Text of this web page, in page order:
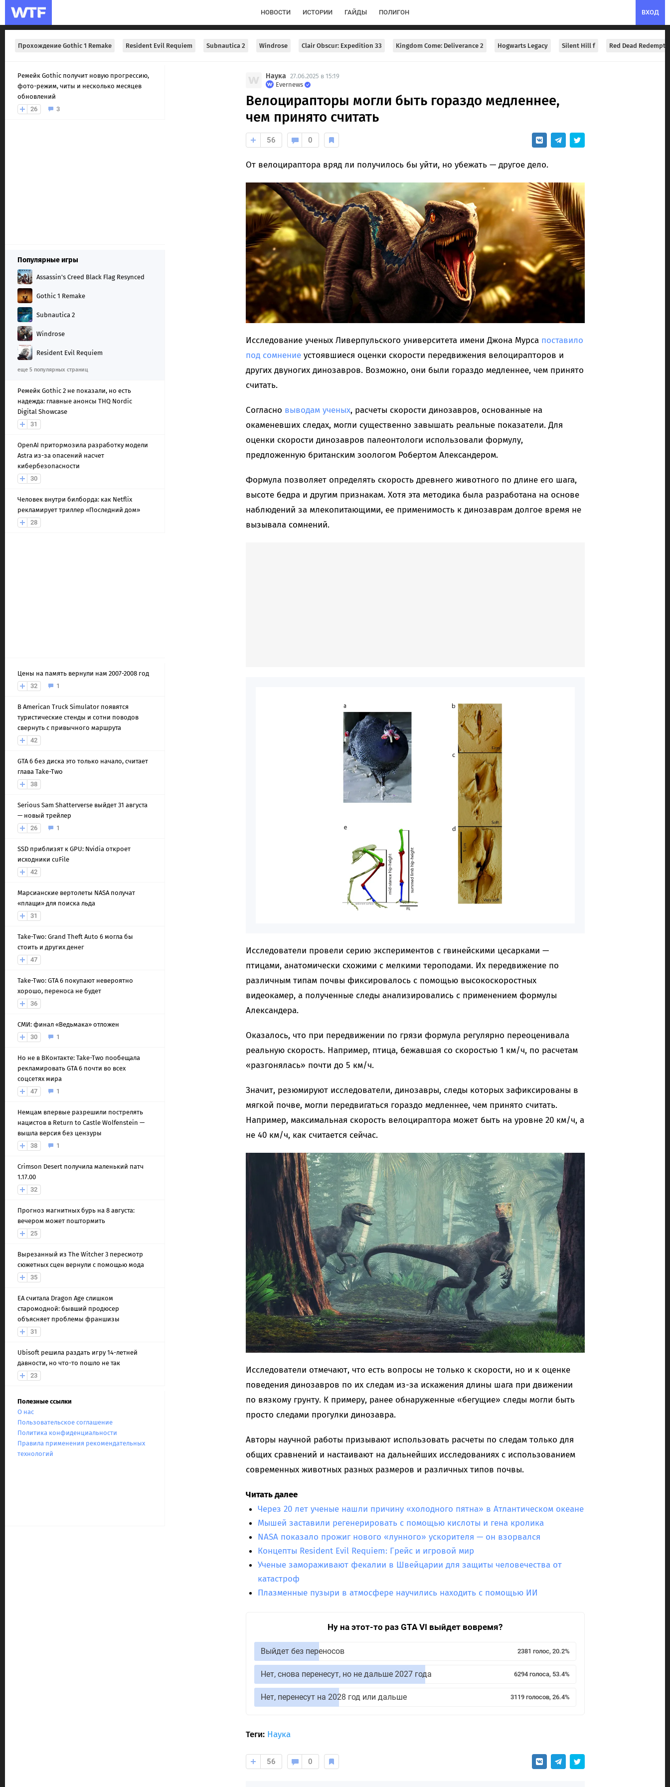
ВХОД
НОВОСТИ ИСТОРИИ ГАЙДЫ ПОЛИГОН
Прохождение Gothic 1 Remake Resident Evil Requiem Subnautica 2 Windrose Clair Obscur: Expedition 33 Kingdom Come: Deliverance 2 Hogwarts Legacy Silent Hill f Red Dead
Ремейк Gothic получит новую прогрессию,
фото-режим, читы и несколько месяцев
обновлений
26
3
Популярные игры
Assassin's Creed Black Flag Resynced
Gothic 1 Remake
Subnautica 2
Windrose
Resident Evil Requiem
еще 5 популярных страниц
Ремейк Gothic 2 не показали, но есть
надежда: главные анонсы THQ Nordic
Digital Showcase
31
OpenAI притормозила разработку модели
Astra из-за опасений насчет
кибербезопасности
30
Человек внутри билборда: как Netflix
рекламирует триллер «Последний дом»
28
Цены на память вернули нам 2007-2008 год
32
1
В American Truck Simulator появятся
туристические стенды и сотни поводов
свернуть с привычного маршрута
42
GTA 6 без диска это только начало, считает
глава Take-Two
38
Serious Sam Shatterverse выйдет 31 августа
— новый трейлер
26
1
SSD приблизят к GPU: Nvidia откроет
исходники cuFile
42
Марсианские вертолеты NASA получат
«плащи» для поиска льда
31
Take-Two: Grand Theft Auto 6 могла бы
стоить и других денег
47
Take-Two: GTA 6 покупают невероятно
хорошо, переноса не будет
36
СМИ: финал «Ведьмака» отложен
30
1
Но не в ВКонтакте: Take-Two пообещала
рекламировать GTA 6 почти во всех
соцсетях мира
47
1
Немцам впервые разрешили пострелять
нацистов в Return to Castle Wolfenstein —
вышла версия без цензуры
38
1
Crimson Desert получила маленький патч
1.17.00
32
Прогноз магнитных бурь на 8 августа:
вечером может поштормить
25
Вырезанный из The Witcher 3 пересмотр
сюжетных сцен вернули с помощью мода
35
EA считала Dragon Age слишком
старомодной: бывший продюсер
объясняет проблемы франшизы
31
Ubisoft решила раздать игру 14-летней
давности, но что-то пошло не так
23
Полезные ссылки
О нас
Пользовательское соглашение
Политика конфиденциальности
Правила применения рекомендательных
технологий
Наука 27.06.2025 в 15:19
Evernews
Велоцирапторы могли быть гораздо медленнее,
чем принято считать
56 0
От велоцираптора вряд ли получилось бы уйти, но убежать — другое дело.
Исследование ученых Ливерпульского университета имени Джона Мурса поставило
под сомнениеустоявшиеся оценки скорости передвижения велоцирапторов и
других двуногих динозавров. Возможно, они были гораздо медленнее, чем принято
считать.
Согласно выводам ученых, расчеты скорости динозавров, основанные на
окаменевших следах, могли существенно завышать реальные показатели. Для
оценки скорости динозавров палеонтологи использовали формулу,
предложенную британским зоологом Робертом Александером.
Формула позволяет определять скорость древнего животного по длине его шага,
высоте бедра и другим признакам. Хотя эта методика была разработана на основе
наблюдений за млекопитающими, ее применимость к динозаврам долгое время не
вызывала сомнений.
Исследователи провели серию экспериментов с гвинейскими цесарками —
птицами, анатомически схожими с мелкими тероподами. Их передвижение по
различным типам почвы фиксировалось с помощью высокоскоростных
видеокамер, а полученные следы анализировались с применением формулы
Александера.
Оказалось, что при передвижении по грязи формула регулярно переоценивала
реальную скорость. Например, птица, бежавшая со скоростью 1 км/ч, по расчетам
«разгонялась» почти до 5 км/ч.
Значит, резюмируют исследователи, динозавры, следы которых зафиксированы в
мягкой почве, могли передвигаться гораздо медленнее, чем принято считать.
Например, максимальная скорость велоцираптора может быть на уровне 20 км/ч, а
не 40 км/ч, как считается сейчас.
Исследователи отмечают, что есть вопросы не только к скорости, но и к оценке
поведения динозавров по их следам из-за искажения длины шага при движении
по вязкому грунту. К примеру, ранее обнаруженные «бегущие» следы могли быть
просто следами прогулки динозавра.
Авторы научной работы призывают использовать расчеты по следам только для
общих сравнений и настаивают на дальнейших исследованиях с использованием
современных животных разных размеров и различных типов почвы.
Читать далее
Через 20 лет ученые нашли причину «холодного пятна» в Атлантическом океане
Мышей заставили регенерировать с помощью кислоты и гена кролика
NASA показало прожиг нового «лунного» ускорителя — он взорвался
Концепты Resident Evil Requiem: Грейс и игровой мир
Ученые замораживают фекалии в Швейцарии для защиты человечества от
катастроф
Плазменные пузыри в атмосфере научились находить с помощью ИИ
Ну на этот-то раз GTA VI выйдет вовремя?
Выйдет без переносов 2381 голос, 20.2%
Нет, снова перенесут, но не дальше 2027 года 6294 голоса, 53.4%
Нет, перенесут на 2028 год или дальше 3119 голосов, 26.4%
Теги: Наука
56 0